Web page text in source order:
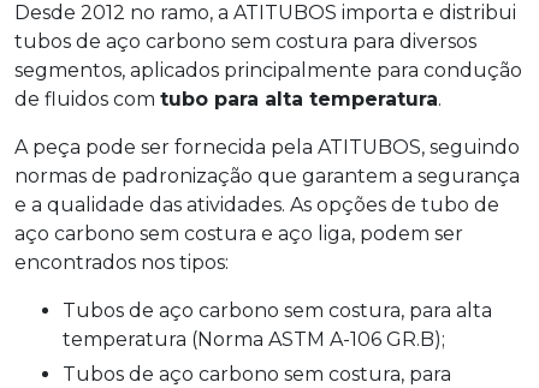
Desde 2012 no ramo, a ATITUBOS importa e distribui
tubos de aço carbono sem costura para diversos
segmentos, aplicados principalmente para condução
de fluidos com tubo para alta temperatura.
A peça pode ser fornecida pela ATITUBOS, seguindo
normas de padronização que garantem a segurança
e a qualidade das atividades. As opções de tubo de
aço carbono sem costura e aço liga, podem ser
encontrados nos tipos:
tubos de aço carbono sem costura, para alta
temperatura (Norma ASTM A-106 GR.B);
tubos de aço carbono sem costura, para